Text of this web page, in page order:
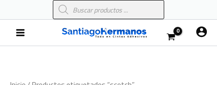
al
contenido
Búsqueda
de
Main
Menu